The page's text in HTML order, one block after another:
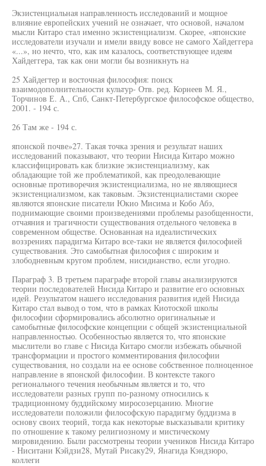
Экзистенциальная направленность исследований и мощное
влияние европейских учений не означает, что основой, началом
мысли Китаро стал именно экзистенциализм. Скорее, «японские
исследователи изучали и имели ввиду вовсе не самого Хайдеггера
«...», но нечто, что, как им казалось, соответствующее идеям
Хайдеггера, так как они могли бы возникнуть на
25 Хайдегтер и восточная философия: поиск
взаимодополнительности культур- Отв. ред. Корнеев М. Я.,
Торчинов Е. А., Спб, Санкт-Петербургское философское общество,
2001. - 194 с.
26 Там же - 194 с.
японской почве»27. Такая точка зрения и результат наших
исследований показывают, что теории Нисида Китаро можно
классифицировать как близкие экзистенциализму, как
обладающие той же проблематикой, как преодолевающие
основные противоречия экзистенциализма, но не являющиеся
экзистенциализмом, как таковым. Экзистенциалистами скорее
являются японские писатели Юкио Мисима и Кобо Абэ,
поднимающие своими произведениями проблемы разобщенности,
отчаяния и трагичности существования отдельного человека в
современном обществе. Основанная на идеалистических
воззрениях парадигма Китаро все-таки не является философией
существования. Это самобытная философия с широким и
злободневным кругом проблем, нисидианство, если угодно.
Параграф 3. В третьем параграфе второй главы анализируются
теории последователей Нисида Китаро и развитие его основных
идей. Результатом нашего исследования развития идей Нисида
Китаро стал вывод о том, что в рамках Киотоской школы
философии сформировались абсолютно оригинальные и
самобытные философские концепции с общей экзистенциальной
направленностью. Особенностью является то, что японские
мыслители во главе с Нисида Китаро смогли избежать обычной
трансформации и простого комментирования философии
существования, но создали на ее основе собственное полноценное
направление в японской философии. В контексте такого
регионального течения необычным является и то, что
исследователи разных групп по-разному относились к
традиционному буддийскому миросозерцанию. Многие
исследователи положили философскую парадигму буддизма в
основу своих теорий, тогда как некоторые высказывали критику
по отношение к такому религиозному и мистическому
мировидению. Были рассмотрены теории учеников Нисида Китаро
- Ниситани Кэйдзи28, Мутай Рисаку29, Янагида Кэндзюро,
коллеги